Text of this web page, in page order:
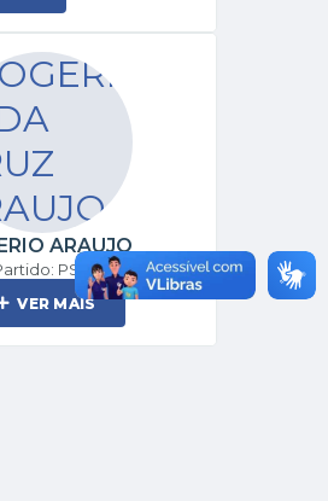
ARAUJO
PSD
VER MAIS